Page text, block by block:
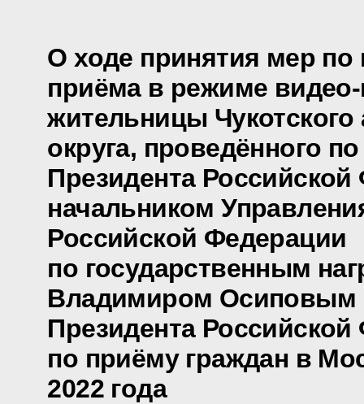
О ходе принятия мер по
приёма в режиме
жительницы Чукотского
округа, проведённого
Президента
начальником
Российской Федерации
по государственным
Владимиром Осиповым
Президента
по приёму граждан в
2022 года